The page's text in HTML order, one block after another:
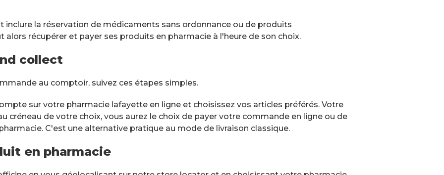
Lafayette du Lac
inclure la réservation de médicaments sans ordonnance ou de produits
alors récupérer et payer ses produits en pharmacie à l'heure de son choix.
collect
au comptoir, suivez ces étapes simples.
sur votre pharmacie lafayette en ligne et choisissez vos articles préférés. Votre
créneau de votre choix, vous aurez le choix de payer votre commande en ligne ou de
C'est une alternative pratique au mode de livraison classique.
en pharmacie